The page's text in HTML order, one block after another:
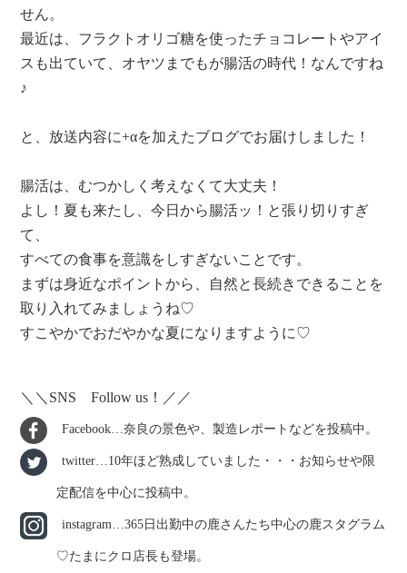
せん。
最近は、フラクトオリゴ糖を使ったチョコレートやアイ
スも出ていて、オヤツまでもが腸活の時代！なんですね
♪
と、放送内容に+αを加えたブログでお届けしました！
腸活は、むつかしく考えなくて大丈夫！
よし！夏も来たし、今日から腸活ッ！と張り切りすぎ
て、
すべての食事を意識をしすぎないことです。
まずは身近なポイントから、自然と長続きできることを
取り入れてみましょうね♡
すこやかでおだやかな夏になりますように♡
＼＼SNS Follow us！／／
Facebook…奈良の景色や、製造レポートなどを投稿中。
twitter…10年ほど熟成していました・・・お知らせや限
定配信を中心に投稿中。
instagram…365日出勤中の鹿さんたち中心の鹿スタグラム
♡たまにクロ店長も登場。